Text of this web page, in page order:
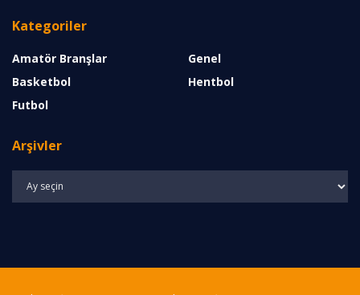
Kategoriler
Amatör Branşlar
Basketbol
Futbol
Genel
Hentbol
Arşivler